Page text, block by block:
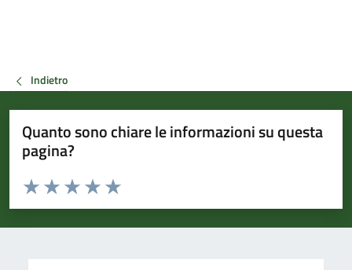
Indietro
Quanto sono chiare le informazioni su questa
pagina?
Valuta da 1 a 5 stelle la pagina
Valuta 5 stelle su 5
Valuta 4 stelle su 5
Valuta 3 stelle su 5
Valuta 2 stelle su 5
Valuta 1 stelle su 5